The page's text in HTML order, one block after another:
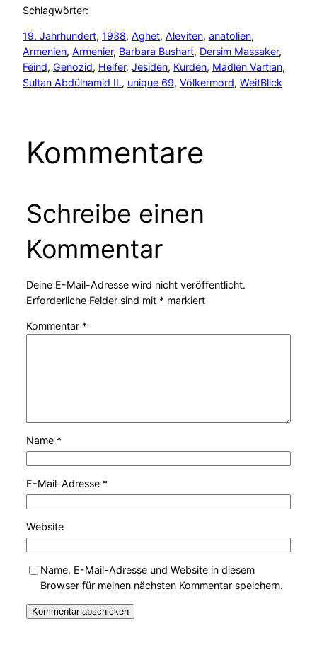
Schlagwörter:
19. Jahrhundert, 1938, Aghet, Aleviten, anatolien
Armenien, Armenier, Barbara Bushart, Dersim Massaker
Feind, Genozid, Helfer, Jesiden, Kurden, Madlen Vartian
Sultan Abdülhamid II., unique 69, Völkermord, WeitBlick
Kommentare
Schreibe einen
Kommentar
Deine E-Mail-Adresse wird nicht veröffentlicht.
Erforderliche Felder sind mit *markiert
Kommentar *
Name *
E-Mail-Adresse *
Website
Name, E-Mail-Adresse und Website in diesem
Browser für meinen nächsten Kommentar speichern.